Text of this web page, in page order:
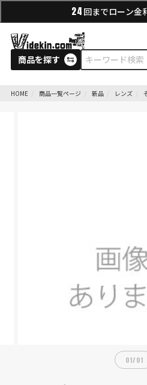
24 回までローン金
商品を探す
HOME 商品一覧ページ 新品 レンズ
01/01